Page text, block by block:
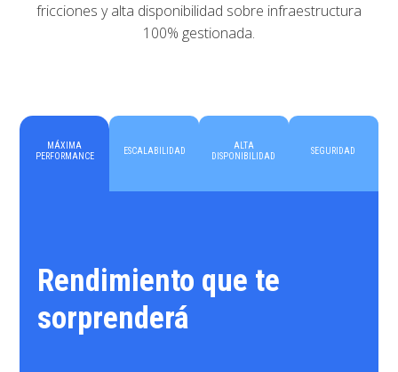
fricciones y alta disponibilidad sobre infraestructura
100% gestionada.
MÁXIMA
PERFORMANCE
ESCALABILIDAD
ALTA
DISPONIBILIDAD
SEGURIDAD
Rendimiento que te
sorprenderá